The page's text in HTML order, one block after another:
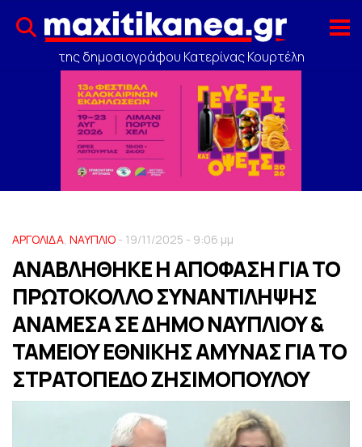
της δημοσιογράφου Κατερίνας Κουρτέλη
ΑΡΓΟΛΙΔΑ, ΝΑΥΠΛΙΟ - 19/11/2025 - 9:06 μμ
ΑΝΑΒΛΗΘΗΚΕ Η ΑΠΟΦΑΣΗ ΓΙΑ ΤΟ
ΠΡΩΤΟΚΟΛΛΟ ΣΥΝΑΝΤΙΛΗΨΗΣ
ΑΝΑΜΕΣΑ ΣΕ ΔΗΜΟ ΝΑΥΠΛΙΟΥ &
ΤΑΜΕΙΟΥ ΕΘΝΙΚΗΣ ΑΜΥΝΑΣ ΓΙΑ ΤΟ
ΣΤΡΑΤΟΠΕΔΟ ΖΗΣΙΜΟΠΟΥΛΟΥ